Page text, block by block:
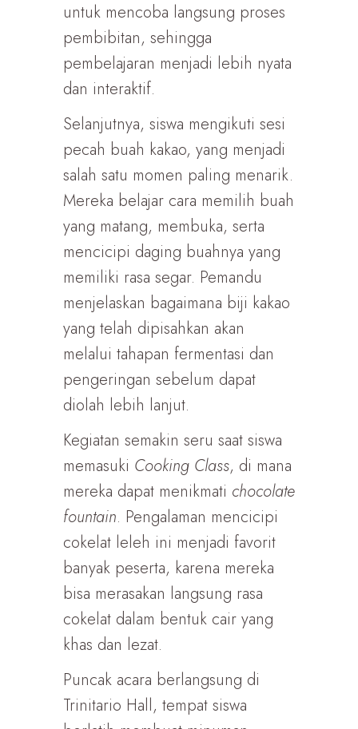
untuk mencoba langsung proses
pembibitan, sehingga
pembelajaran menjadi lebih nyata
dan interaktif.
Selanjutnya, siswa mengikuti sesi
pecah buah kakao, yang menjadi
salah satu momen paling menarik.
Mereka belajar cara memilih buah
yang matang, membuka, serta
mencicipi daging buahnya yang
memiliki rasa segar. Pemandu
menjelaskan bagaimana biji kakao
yang telah dipisahkan akan
melalui tahapan fermentasi dan
pengeringan sebelum dapat
diolah lebih lanjut.
Kegiatan semakin seru saat siswa
memasuki Cooking Class, di mana
mereka dapat menikmati chocolate
fountain. Pengalaman mencicipi
cokelat leleh ini menjadi favorit
banyak peserta, karena mereka
bisa merasakan langsung rasa
cokelat dalam bentuk cair yang
khas dan lezat.
Puncak acara berlangsung di
Trinitario Hall, tempat siswa